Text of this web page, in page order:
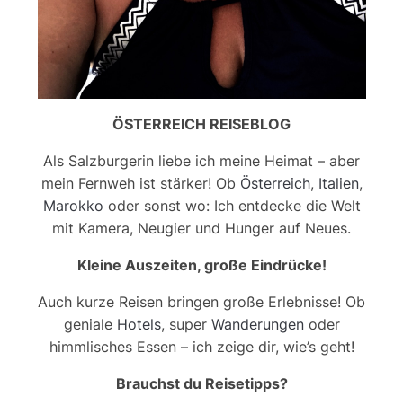
ÖSTERREICH REISEBLOG
Als Salzburgerin liebe ich meine Heimat – aber
mein Fernweh ist stärker! Ob Österreich, Italien,
Marokko oder sonst wo: Ich entdecke die Welt
mit Kamera, Neugier und Hunger auf Neues.
Kleine Auszeiten, große Eindrücke!
Auch kurze Reisen bringen große Erlebnisse! Ob
geniale Hotels, super Wanderungenoder
himmlisches Essen – ich zeige dir, wie’s geht!
Brauchst du Reisetipps?